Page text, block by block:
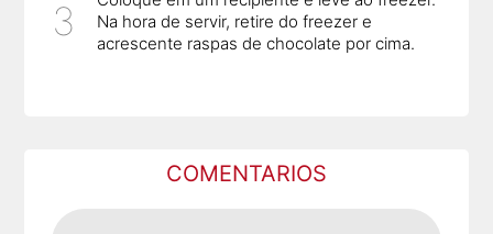
Na hora de servir, retire do freezer e
acrescente raspas de chocolate por cima.
COMENTARIOS